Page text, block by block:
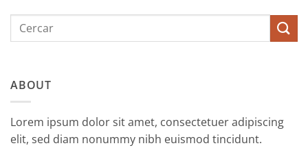
ABOUT
Lorem ipsum dolor sit amet, consectetuer adipiscing
elit, sed diam nonummy nibh euismod tincidunt.